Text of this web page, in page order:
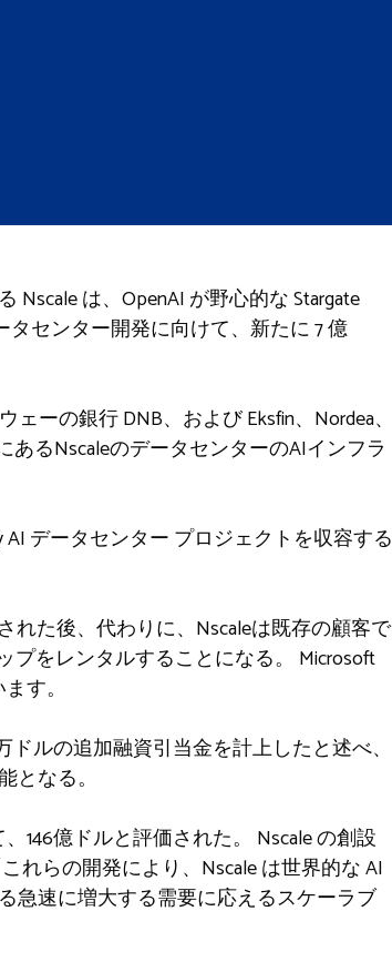
は、OpenAI が野心的な Stargate
センター開発に向けて、新たに 7 億
ーの銀行 DNB、および Eksfin、Nordea、
るNscaleのデータセンターのAIインフラ
データセンター プロジェクトを収容する
れた後、代わりに、Nscaleは既存の顧客で
プをレンタルすることになる。 Microsoft
す。
ルの追加融資引当金を計上したと述べ、
なる。
146億ドルと評価された。 Nscale の創設
れらの開発により、Nscale は世界的な AI
急速に増大する需要に応えるスケーラブ